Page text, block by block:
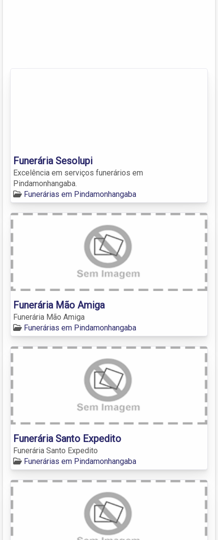
Funerária Sesolupi
Excelência em serviços funerários em
Pindamonhangaba.
Funerárias em Pindamonhangaba
Funerária Mão Amiga
Funerária Mão Amiga
Funerárias em Pindamonhangaba
Funerária Santo Expedito
Funerária Santo Expedito
Funerárias em Pindamonhangaba